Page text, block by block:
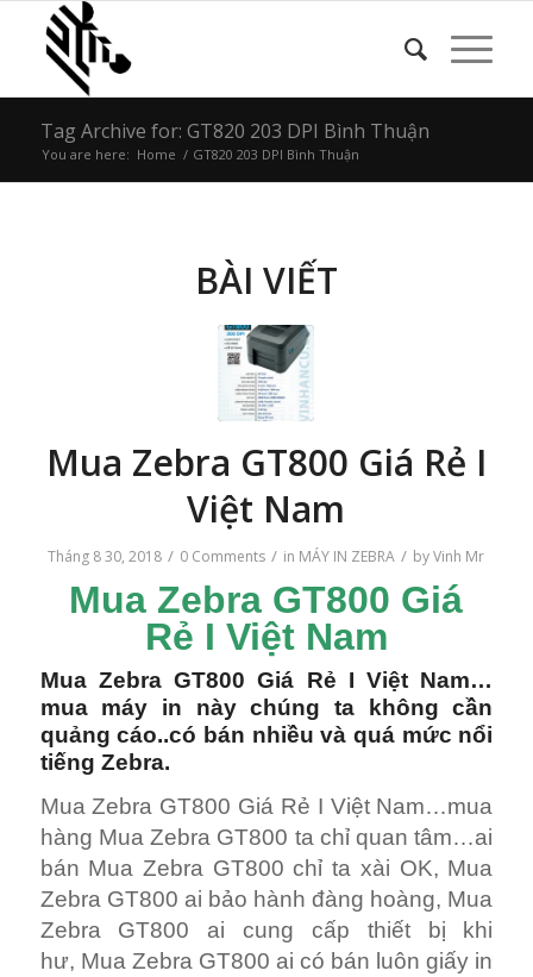
Tag Archive for: GT820 203 DPI Bình Thuận
You are here: Home / GT820 203 DPI Bình Thuận
BÀI VIẾT
Mua Zebra GT800 Giá Rẻ I
Việt Nam
Tháng 8 30, 2018 / 0 Comments / in MÁY IN ZEBRA / byVinh Mr
Mua Zebra GT800 Giá
Rẻ I Việt Nam
Mua Zebra GT800 Giá Rẻ I Việt Nam…
mua máy in này chúng ta không cần
quảng cáo..có bán nhiều và quá mức nổi
tiếng Zebra.
Mua Zebra GT800 Giá Rẻ I Việt Nam…mua
hàng Mua Zebra GT800 ta chỉ quan tâm…ai
bán Mua Zebra GT800 chỉ ta xài OK, Mua
Zebra GT800 ai bảo hành đàng hoàng, Mua
Zebra GT800 ai cung cấp thiết bị khi
hư, Mua Zebra GT800 ai có bán luôn giấy in